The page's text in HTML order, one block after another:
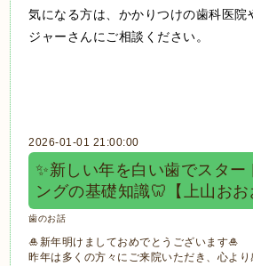
気になる方は、かかりつけの歯科医院
ジャーさんにご相談ください。
2026-01-01 21:00:00
✨新しい年を白い歯でスター
ングの基礎知識🦷【上山おお
歯のお話
🎍新年明けましておめでとうございます🎍
昨年は多くの方々にご来院いただき、心より